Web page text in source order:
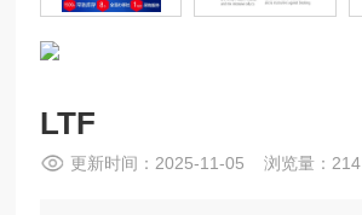
LTF
更新时间：2025-11-05 浏览量：214